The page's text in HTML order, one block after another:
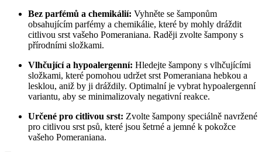
Bez parfémů a ⁣chemikálií: Vyhněte se šamponům
obsahujícím ‌parfémy a chemikálie, ⁣které by mohly ‍dráždit
citlivou srst​ vašeho Pomeraniana. Raději zvolte šampony s
‌přírodními složkami.
Vlhčující a hypoalergenní: ⁢Hledejte šampony s ‍vlhčujícími
složkami, které pomohou udržet srst ⁢Pomeraniana hebkou a
lesklou, aniž ​by ji dráždily. Optimalní je vybrat hypoalergenní
variantu, aby se minimalizovaly⁤ negativní reakce.
Určené pro citlivou‌ srst: Zvolte šampony ​speciálně navržené
pro citlivou⁢ srst psů, které‌ jsou šetrné ⁢a jemné k pokožce
vašeho Pomeraniana.